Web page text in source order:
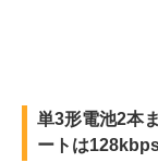
単3形電池2本
ートは